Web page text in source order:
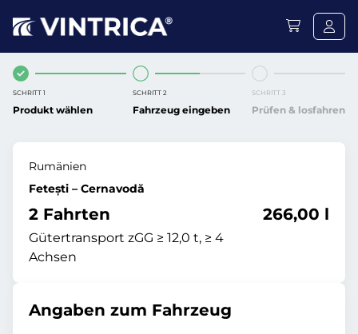
SCHRITT 1
Produkt wählen
SCHRITT 2
Fahrzeug eingeben
SCHRITT 3
Prüfen & losfahren
Rumänien
Fetești – Cernavodă
2 Fahrten
Gütertransport zGG ≥ 12,0 t, ≥ 4
Achsen
266,00 l
Angaben zum Fahrzeug